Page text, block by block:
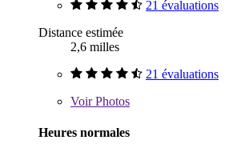
21 évaluations
Distance estimée
2,6 milles
21 évaluations
VoirPhotos
Heures normales